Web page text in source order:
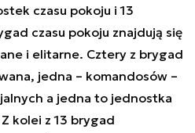
czasu pokoju i 13
czasu pokoju znajdują się
i elitarne. Cztery z brygad
jedna – komandosów –
a jedna to jednostka
kolei z 13 brygad